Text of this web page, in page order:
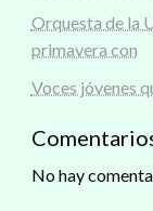
Orquesta de la
primavera con
Voces jóvenes
No hay